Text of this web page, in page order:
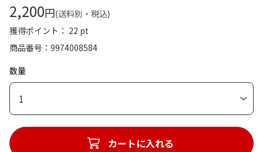
2,200円(送料別・税込)
獲得ポイント： 22 pt
商品番号
9974008584
数量
1
カートに入れる